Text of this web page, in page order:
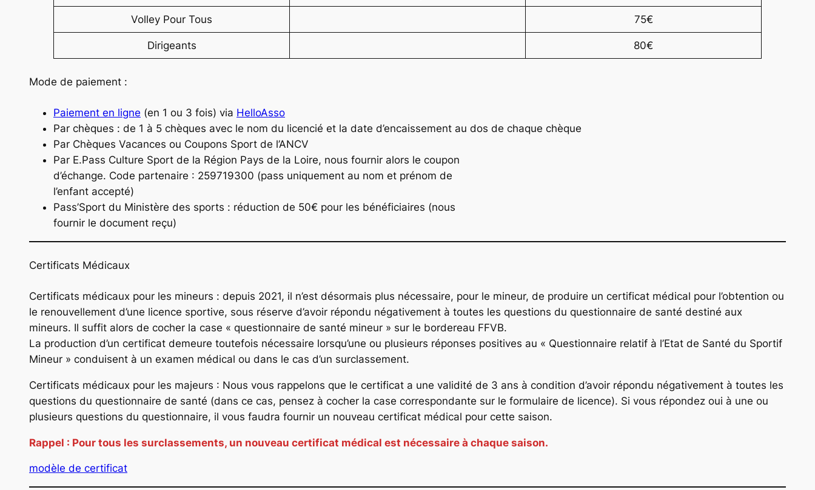
Volley Pour Tous 75€
Dirigeants 80€
Mode de paiement :
Paiement en ligne (en 1 ou 3 fois) via HelloAsso
Par chèques : de 1 à 5 chèques avec le nom du licencié et la date d’encaissement au dos de chaque chèque
Par Chèques Vacances ou Coupons Sport de l’ANCV
Par E.Pass Culture Sport de la Région Pays de la Loire, nous fournir alors le coupon
d’échange. Code partenaire : 259719300 (pass uniquement au nom et prénom de
l’enfant accepté)
Pass’Sport du Ministère des sports : réduction de 50€ pour les bénéficiaires (nous
fournir le document reçu)
Certificats Médicaux
Certificats médicaux pour les mineurs : depuis 2021, il n’est désormais plus nécessaire, pour le mineur, de produire un certificat médical pour l’obtention ou
le renouvellement d’une licence sportive, sous réserve d’avoir répondu négativement à toutes les questions du questionnaire de santé destiné aux
mineurs. Il suffit alors de cocher la case « questionnaire de santé mineur » sur le bordereau FFVB.
La production d’un certificat demeure toutefois nécessaire lorsqu’une ou plusieurs réponses positives au « Questionnaire relatif à l’Etat de Santé du Sportif
Mineur » conduisent à un examen médical ou dans le cas d’un surclassement.
Certificats médicaux pour les majeurs : Nous vous rappelons que le certificat a une validité de 3 ans à condition d’avoir répondu négativement à toutes les
questions du questionnaire de santé (dans ce cas, pensez à cocher la case correspondante sur le formulaire de licence). Si vous répondez oui à une ou
plusieurs questions du questionnaire, il vous faudra fournir un nouveau certificat médical pour cette saison.
Rappel : Pour tous les surclassements, un nouveau certificat médical est nécessaire à chaque saison.
modèle de certificat